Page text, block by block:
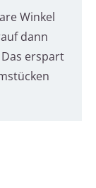
Winkel
dann
erspart